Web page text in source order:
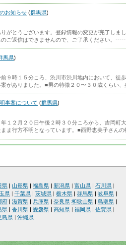
お知らせ (群馬県)
りがとうございます。登録情報の変更が完了し
のご返信はできませんので、ご了承ください。
馬県)
前９時１５分ころ、渋川市渋川地内において、徒
案がありました。■男の特徴２０〜３０歳くらい
事案について (群馬県)
１２月２０日午後２時３０分ころから、吉岡町
ま行方不明となっています。■西野恵美子さん
県 山形県 福島県 新潟県 富山県 石川県
県 千葉県 茨城県 栃木県 群馬県 岐阜県
府 滋賀県 兵庫県 奈良県 和歌山県 鳥取県
県 香川県 愛媛県 高知県 福岡県 佐賀県
島県 沖縄県